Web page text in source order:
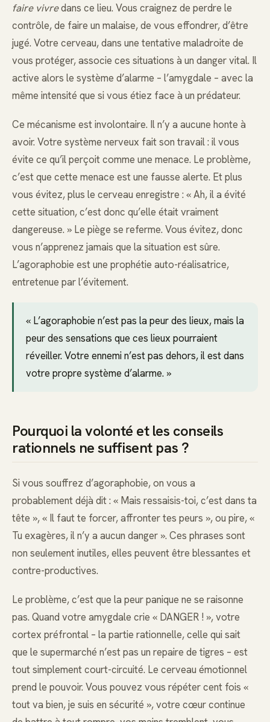
faire vivredans ce lieu. Vous craignez de perdre le
contrôle, de faire un malaise, de vous effondrer, d’être
jugé. Votre cerveau, dans une tentative maladroite de
vous protéger, associe ces situations à un danger vital. Il
active alors le système d’alarme – l’amygdale – avec la
même intensité que si vous étiez face à un prédateur.
Ce mécanisme est involontaire. Il n’y a aucune honte à
avoir. Votre système nerveux fait son travail : il vous
évite ce qu’il perçoit comme une menace. Le problème,
c’est que cette menace est une fausse alerte. Et plus
vous évitez, plus le cerveau enregistre : « Ah, il a évité
cette situation, c’est donc qu’elle était vraiment
dangereuse. » Le piège se referme. Vous évitez, donc
vous n’apprenez jamais que la situation est sûre.
L’agoraphobie est une prophétie auto-réalisatrice,
entretenue par l’évitement.
« L’agoraphobie n’est pas la peur des lieux, mais la
peur des sensations que ces lieux pourraient
réveiller. Votre ennemi n’est pas dehors, il est dans
votre propre système d’alarme. »
Pourquoi la volonté et les conseils
rationnels ne suffisent pas ?
Si vous souffrez d’agoraphobie, on vous a
probablement déjà dit : « Mais ressaisis-toi, c’est dans ta
tête », « Il faut te forcer, affronter tes peurs », ou pire, «
Tu exagères, il n’y a aucun danger ». Ces phrases sont
non seulement inutiles, elles peuvent être blessantes et
contre-productives.
Le problème, c’est que la peur panique ne se raisonne
pas. Quand votre amygdale crie « DANGER ! », votre
cortex préfrontal – la partie rationnelle, celle qui sait
que le supermarché n’est pas un repaire de tigres – est
tout simplement court-circuité. Le cerveau émotionnel
prend le pouvoir. Vous pouvez vous répéter cent fois «
tout va bien, je suis en sécurité », votre cœur continue